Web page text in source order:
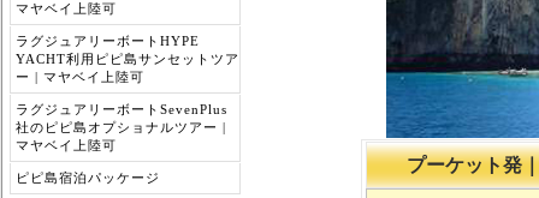
マヤベイ上陸可
ラグジュアリーボートHYPE
YACHT利用ピピ島サンセットツア
ー | マヤベイ上陸可
ラグジュアリーボートSevenPlus
社のピピ島オプショナルツアー |
マヤベイ上陸可
ピピ島宿泊パッケージ
プーケット発